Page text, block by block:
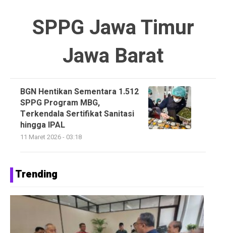
SPPG Jawa Timur
Jawa Barat
BGN Hentikan Sementara 1.512
SPPG Program MBG,
Terkendala Sertifikat Sanitasi
hingga IPAL
11 Maret 2026 - 03:18
Trending